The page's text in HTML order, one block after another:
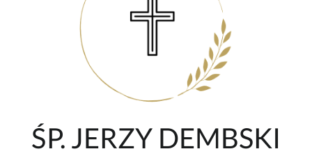
ŚP. JERZY DEMBSKI